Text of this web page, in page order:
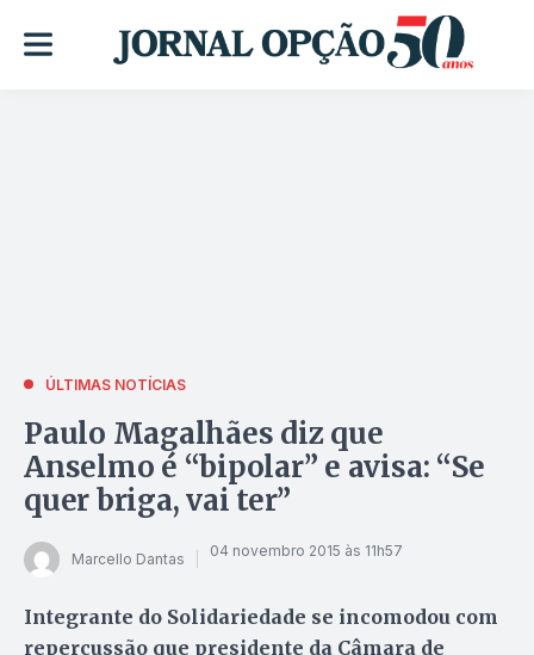
ÚLTIMAS NOTÍCIAS
Paulo Magalhães diz que
Anselmo é “bipolar” e avisa: “Se
quer briga, vai ter”
Marcello Dantas 04 novembro 2015 às 11h57
Integrante do Solidariedade se incomodou com
repercussão que presidente da Câmara de